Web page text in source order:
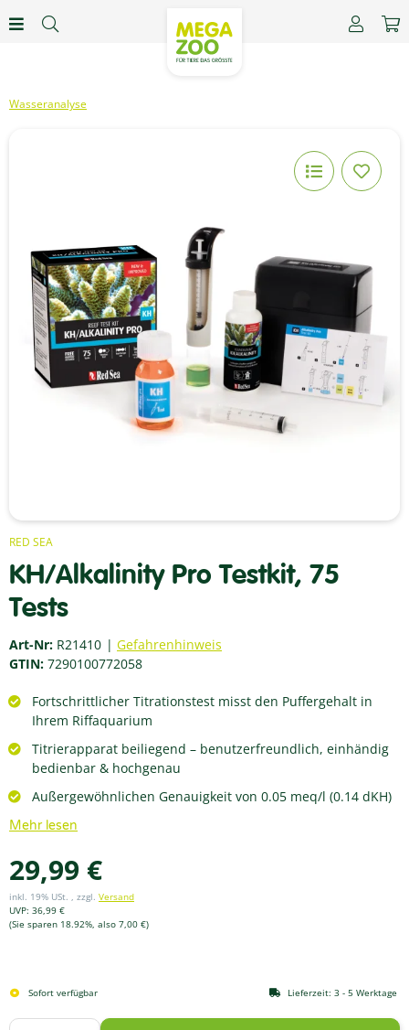
Wasseranalyse
RED SEA
KH/Alkalinity Pro Testkit, 75
Tests
Art-Nr: R21410
Gefahrenhinweis
GTIN: 7290100772058
Fortschrittlicher Titrationstest misst den Puffergehalt in
Ihrem Riffaquarium
Titrierapparat beiliegend – benutzerfreundlich, einhändig
bedienbar & hochgenau
Außergewöhnlichen Genauigkeit von 0.05 meq/l (0.14 dKH)
Mehr lesen
29,99 €
inkl. 19% USt. , zzgl. Versand
UVP: 36,99 €
(Sie sparen 18.92%, also 7,00 €)
Sofort verfügbar Lieferzeit: 3 - 5 Werktage